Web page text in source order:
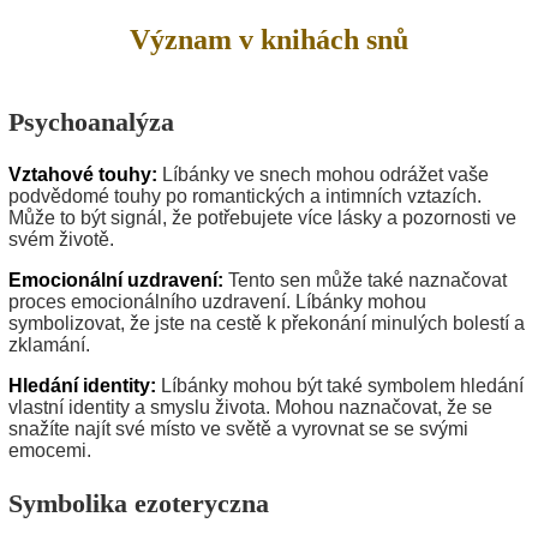
Význam v knihách snů
Psychoanalýza
Vztahové touhy: Líbánky ve snech mohou odrážet vaše
podvědomé touhy po romantických a intimních vztazích.
Může to být signál, že potřebujete více lásky a pozornosti ve
svém životě.
Emocionální uzdravení: Tento sen může také naznačovat
proces emocionálního uzdravení. Líbánky mohou
symbolizovat, že jste na cestě k překonání minulých bolestí a
zklamání.
Hledání identity: Líbánky mohou být také symbolem hledání
vlastní identity a smyslu života. Mohou naznačovat, že se
snažíte najít své místo ve světě a vyrovnat se se svými
emocemi.
Symbolika ezoteryczna